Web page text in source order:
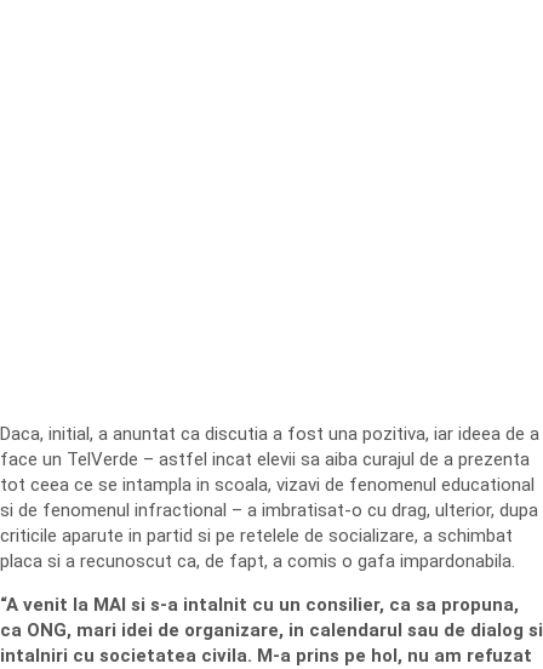
Daca, initial, a anuntat ca discutia a fost una pozitiva, iar ideea de a
face un TelVerde – astfel incat elevii sa aiba curajul de a prezenta
tot ceea ce se intampla in scoala, vizavi de fenomenul educational
si de fenomenul infractional – a imbratisat-o cu drag, ulterior, dupa
criticile aparute in partid si pe retelele de socializare, a schimbat
placa si a recunoscut ca, de fapt, a comis o gafa impardonabila.
“A venit la MAI si s-a intalnit cu un consilier, ca sa propuna,
ca ONG, mari idei de organizare, in calendarul sau de dialog si
intalniri cu societatea civila. M-a prins pe hol, nu am refuzat